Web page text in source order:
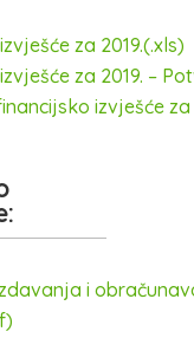
za 2019.(.xls)
za 2019. –
izvješće za
i